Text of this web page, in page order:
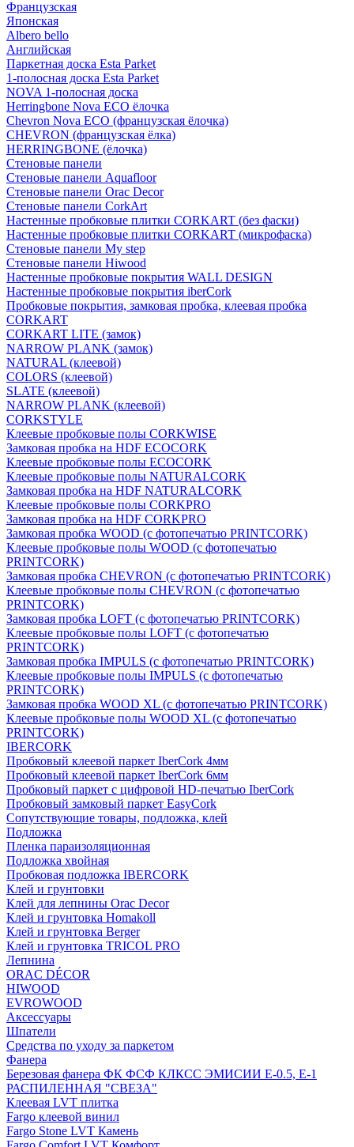
Французская
Японская
Albero bello
Английская
Паркетная доска Esta Parket
1-полосная доска Esta Parket
NOVA 1-полосная доска
Herringbone Nova ECO ёлочка
Chevron Nova ECO (французская ёлочка)
CHEVRON (французская ёлка)
HERRINGBONE (ёлочка)
Стеновые панели
Стеновые панели Aquafloor
Стеновые панели Orac Decor
Стеновые панели CorkArt
Настенные пробковые плитки CORKART (без фаски)
Настенные пробковые плитки CORKART (микрофаска)
Стеновые панели My step
Стеновые панели Hiwood
Настенные пробковые покрытия WALL DESIGN
Настенные пробковые покрытия iberCork
Пробковые покрытия, замковая пробка, клеевая пробка
CORKART
CORKART LITE (замок)
NARROW PLANK (замок)
NATURAL (клеевой)
COLORS (клеевой)
SLATE (клеевой)
NARROW PLANK (клеевой)
CORKSTYLE
Клеевые пробковые полы CORKWISE
Замковая пробка на HDF ECOCORK
Клеевые пробковые полы ECOCORK
Клеевые пробковые полы NATURALCORK
Замковая пробка на HDF NATURALCORK
Клеевые пробковые полы CORKPRO
Замковая пробка на HDF CORKPRO
Замковая пробка WOOD (с фотопечатью PRINTCORK)
Клеевые пробковые полы WOOD (с фотопечатью
PRINTCORK)
Замковая пробка CHEVRON (с фотопечатью PRINTCORK)
Клеевые пробковые полы CHEVRON (с фотопечатью
PRINTCORK)
Замковая пробка LOFT (с фотопечатью PRINTCORK)
Клеевые пробковые полы LOFT (с фотопечатью
PRINTCORK)
Замковая пробка IMPULS (с фотопечатью PRINTCORK)
Клеевые пробковые полы IMPULS (с фотопечатью
PRINTCORK)
Замковая пробка WOOD XL (с фотопечатью PRINTCORK)
Клеевые пробковые полы WOOD XL (с фотопечатью
PRINTCORK)
IBERCORK
Пробковый клеевой паркет IberCork 4мм
Пробковый клеевой паркет IberCork 6мм
Пробковый паркет с цифровой HD-печатью IberCork
Пробковый замковый паркет EasyCork
Сопутствующие товары, подложка, клей
Подложка
Пленка параизоляционная
Подложка хвойная
Пробковая подложка IBERCORK
Клей и грунтовки
Клей для лепнины Orac Decor
Клей и грунтовка Homakoll
Клей и грунтовка Berger
Клей и грунтовка TRICOL PRO
Лепнина
ORAC DÉCOR
HIWOOD
EVROWOOD
Аксессуары
Шпатели
Средства по уходу за паркетом
Фанера
Березовая фанера ФК ФСФ КЛКСС ЭМИСИИ Е-0.5, Е-1
РАСПИЛЕННАЯ "СВЕЗА"
Клеевая LVT плитка
Fargo клеевой винил
Fargo Stone LVT Камень